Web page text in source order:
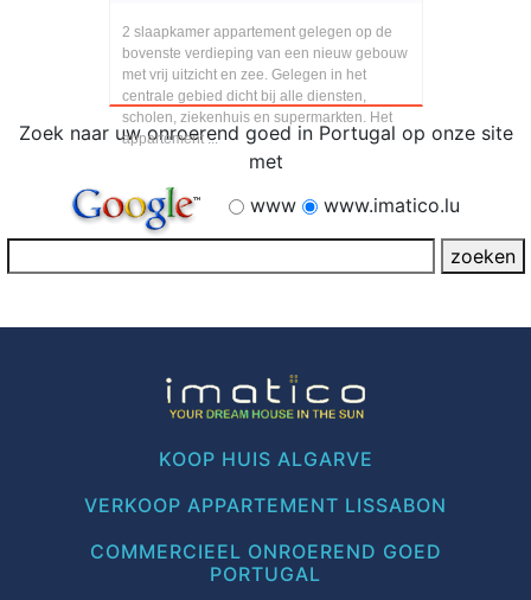
2 slaapkamer appartement gelegen op de
bovenste verdieping van een nieuw gebouw
met vrij uitzicht en zee. Gelegen in het
centrale gebied dicht bij alle diensten,
scholen, ziekenhuis en supermarkten. Het
appartement ...
Zoek naar uw onroerend goed in Portugal op onze site
met
www
www.imatico.lu
KOOP HUIS ALGARVE
VERKOOP APPARTEMENT LISSABON
COMMERCIEEL ONROEREND GOED
PORTUGAL